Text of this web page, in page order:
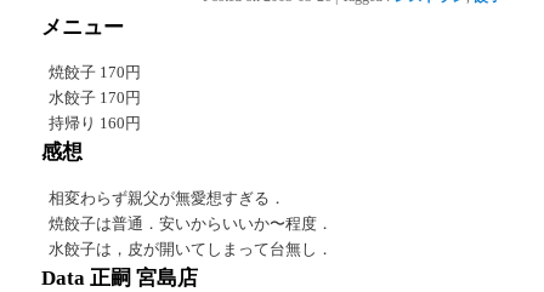
メニュー
焼餃子 170円
水餃子 170円
持帰り 160円
感想
相変わらず親父が無愛想すぎる．
焼餃子は普通．安いからいいか〜程度．
水餃子は，皮が開いてしまって台無し．
Data 正嗣 宮島店